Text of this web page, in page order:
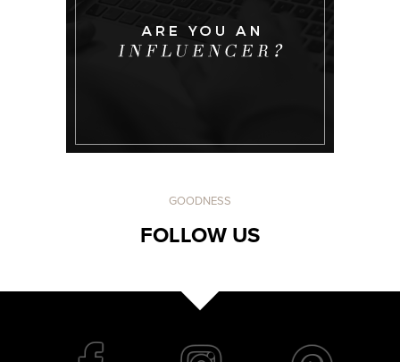
GOODNESS
FOLLOW US